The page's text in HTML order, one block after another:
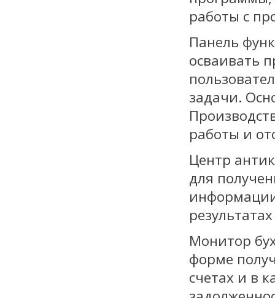
работы с
Панель
осваивать
задачи.
работы и
Центр
для
Монитор
форме
счетах и в